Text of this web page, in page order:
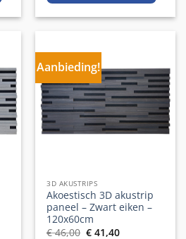
Aanbieding!
3D AKUSTRIPS
Akoestisch 3D akustrip
paneel – Zwart eiken –
120x60cm
€46,00 Oorspronkelijke
€ 41,40Huidige